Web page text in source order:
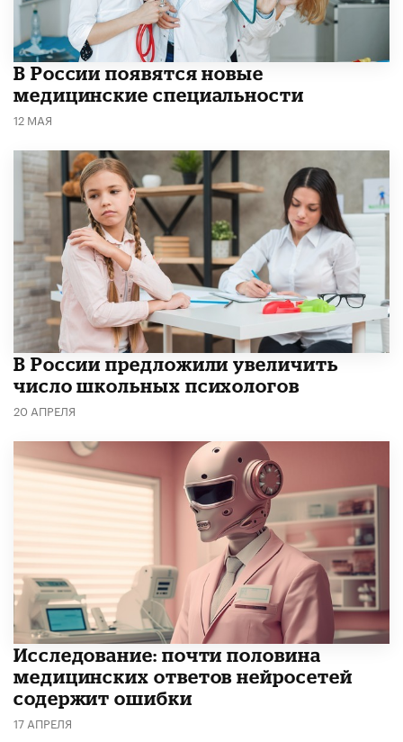
В России появятся новые
медицинские специальности
12 МАЯ
В России предложили увеличить
число школьных психологов
20 АПРЕЛЯ
Исследование: почти половина
медицинских ответов нейросетей
содержит ошибки
17 АПРЕЛЯ